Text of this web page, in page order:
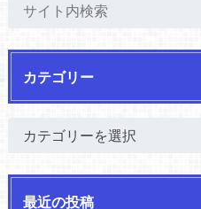
カテゴリー
最近の投稿